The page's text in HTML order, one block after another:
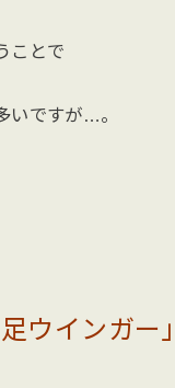
ことで
いですが…。
ウインガー」